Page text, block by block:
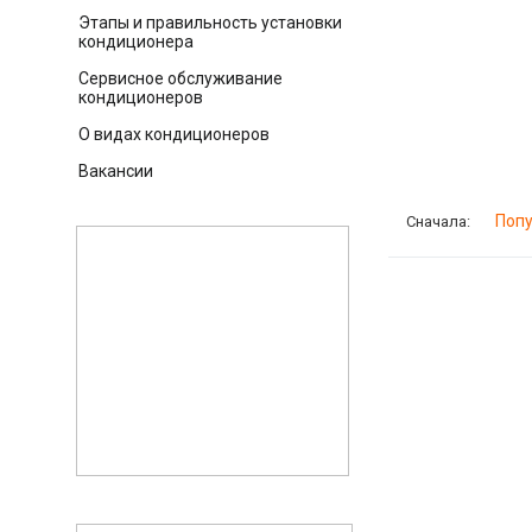
Этапы и правильность установки
кондиционера
Сервисное обслуживание
кондиционеров
О видах кондиционеров
Вакансии
Сначала: